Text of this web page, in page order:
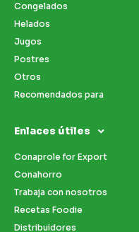
Congelados
Helados
Jugos
Postres
Otros
Recomendados para
Enlaces útiles
Conaprole for Export
Conahorro
Trabaja con nosotros
Recetas Foodie
Distribuidores